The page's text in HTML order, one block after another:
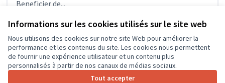
Informations sur les cookies utilisés sur le site web
Nous utilisons des cookies sur notre site Web pour améliorer la
performance et les contenus du site. Les cookies nous permettent
de fournir une expérience utilisateur et un contenu plus
personnalisés à partir de nos canaux de médias sociaux.
Tout accepter
Beneficier de...